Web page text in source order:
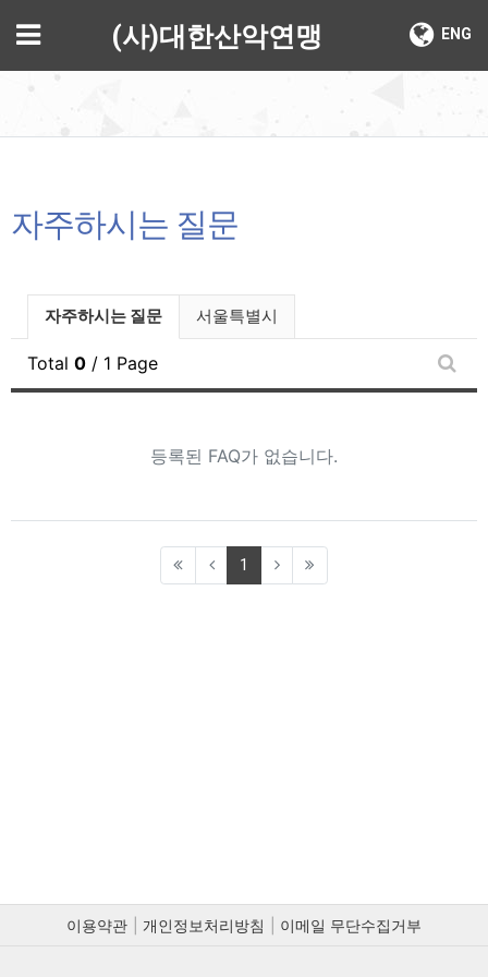
메뉴 ENG
(사)대한산악연맹
자주하시는 질문
자주하시는질문 분류 목록
현재 분류
자주하시는 질문 서울특별시
Total 0 / 1 Page
FAQ
등록된 FAQ가 없습니다.
1 (current)
이용약관 개인정보처리방침 이메일 무단수집거부